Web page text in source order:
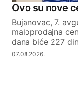
Ovo su nove
Bujanovac, 7.
maloprodajna
dana biće 227
07.08.2026.